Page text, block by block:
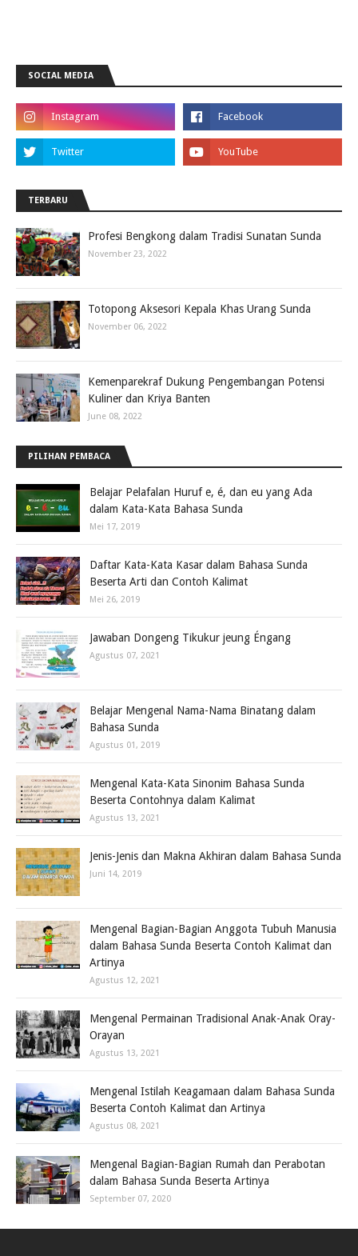
SOCIAL MEDIA
TERBARU
Profesi Bengkong dalam Tradisi Sunatan Sunda
November 23, 2022
Totopong Aksesori Kepala Khas Urang Sunda
November 06, 2022
Kemenparekraf Dukung Pengembangan Potensi
Kuliner dan Kriya Banten
June 08, 2022
PILIHAN PEMBACA
Belajar Pelafalan Huruf e, é, dan eu yang Ada
dalam Kata-Kata Bahasa Sunda
Mei 17, 2019
Daftar Kata-Kata Kasar dalam Bahasa Sunda
Beserta Arti dan Contoh Kalimat
Mei 26, 2019
Jawaban Dongeng Tikukur jeung Éngang
Agustus 07, 2021
Belajar Mengenal Nama-Nama Binatang dalam
Bahasa Sunda
Agustus 01, 2019
Mengenal Kata-Kata Sinonim Bahasa Sunda
Beserta Contohnya dalam Kalimat
Agustus 13, 2021
Jenis-Jenis dan Makna Akhiran dalam Bahasa Sunda
Juni 14, 2019
Mengenal Bagian-Bagian Anggota Tubuh Manusia
dalam Bahasa Sunda Beserta Contoh Kalimat dan
Artinya
Agustus 12, 2021
Mengenal Permainan Tradisional Anak-Anak Oray-
Orayan
Agustus 13, 2021
Mengenal Istilah Keagamaan dalam Bahasa Sunda
Beserta Contoh Kalimat dan Artinya
Agustus 08, 2021
Mengenal Bagian-Bagian Rumah dan Perabotan
dalam Bahasa Sunda Beserta Artinya
September 07, 2020